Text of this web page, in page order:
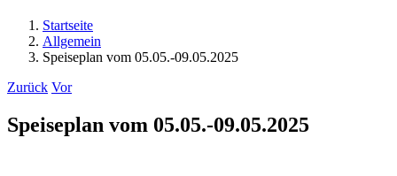
Startseite
Allgemein
Speiseplan vom 05.05.-09.05.2025
Zurück Vor
Speiseplan vom 05.05.-09.05.2025